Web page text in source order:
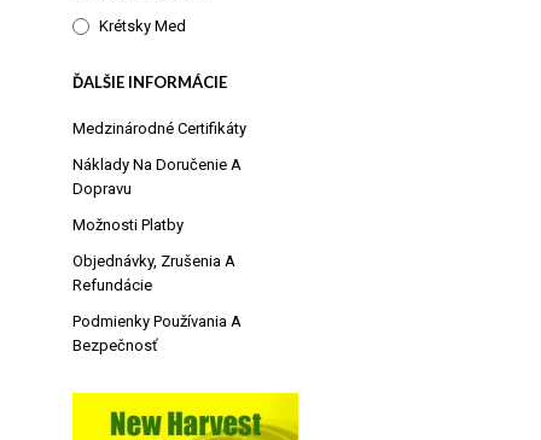
Krétsky Med
ĎALŠIE INFORMÁCIE
Medzinárodné Certifikáty
Náklady Na Doručenie A
Dopravu
Možnosti Platby
Objednávky, Zrušenia A
Refundácie
Podmienky Používania A
Bezpečnosť